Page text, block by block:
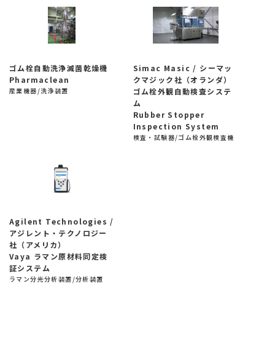
ゴム栓自動洗浄滅菌乾燥機
Pharmaclean
産業機器/洗浄装置
Simac Masic / シーマッ
クマジック社（オランダ）
ゴム栓外観自動検査システ
ム
Rubber Stopper
Inspection System
検査・試験器/ゴム栓外観検査機
Agilent Technologies /
アジレント・テクノロジー
社（アメリカ）
Vaya ラマン原材料同定検
証システム
ラマン分光分析装置/分析装置